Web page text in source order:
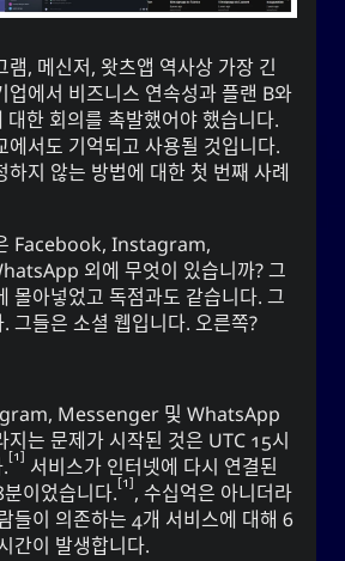
램, 메신저, 왓츠앱 역사상 가장 긴
업에서 비즈니스 연속성과 플랜 B와
대한 회의를 촉발했어야 했습니다.
에서도 기억되고 사용될 것입니다.
하지 않는 방법에 대한 첫 번째 사례
Facebook, Instagram,
외에 무엇이 있습니까? 그
몰아넣었고 독점과도 같습니다. 그
그들은 소셜 웹입니다. 오른쪽?
Messenger 및 WhatsApp
지는 문제가 시작된 것은 UTC 15시
1
서비스가 인터넷에 다시 연결된
이었습니다. 1 , 수십억은 아니더라
들이 의존하는 4개 서비스에 대해 6
간이 발생합니다.
YOOki 연대기
YOOki
연대기
는
사요한
적인 블
로그로 돌아온 것이다.
YOOki
나의 별명인 **
흥미롭게도,
柳
르면 고대 중국
조상들은 고대 현자 왕 유순과 밀접
한 관련이 있습니다. 한국에서,
유
은 자선과 근면으로 명성이 높습니다.
또한 우아하거나 가냘프다는 뜻의
는
버들 나무
지속적인 영양과
역 근처에서 자라는 나무를 의미하
또한 기름이라는 존재를 의미할 수
있고, 단순히
U
미할 수도 있습니